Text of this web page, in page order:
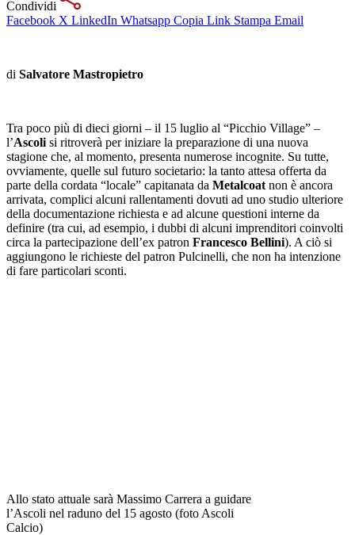
Condividi
Facebook X LinkedIn Whatsapp Copia Link Stampa Email
di Salvatore Mastropietro
Tra poco più di dieci giorni – il 15 luglio al “Picchio Village” –
l’Ascoli si ritroverà per iniziare la preparazione di una nuova
stagione che, al momento, presenta numerose incognite. Su tutte,
ovviamente, quelle sul futuro societario: la tanto attesa offerta da
parte della cordata “locale” capitanata da Metalcoat non è ancora
arrivata, complici alcuni rallentamenti dovuti ad uno studio ulteriore
della documentazione richiesta e ad alcune questioni interne da
definire (tra cui, ad esempio, i dubbi di alcuni imprenditori coinvolti
circa la partecipazione dell’ex patron Francesco Bellini). A ciò si
aggiungono le richieste del patron Pulcinelli, che non ha intenzione
di fare particolari sconti.
Allo stato attuale sarà Massimo Carrera a guidare
l’Ascoli nel raduno del 15 agosto (foto Ascoli
Calcio)